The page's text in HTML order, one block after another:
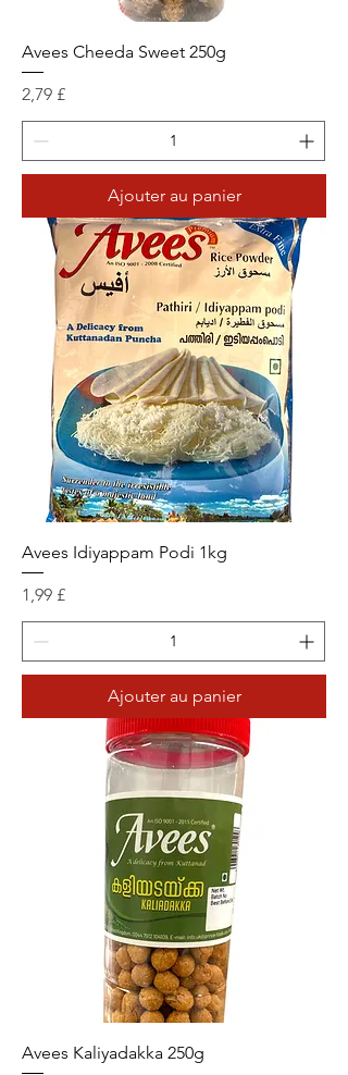
Avees Cheeda Sweet 250g
Prix
2,79 £
Ajouter au panier
Avees Idiyappam Podi 1kg
Prix
1,99 £
Ajouter au panier
Avees Kaliyadakka 250g